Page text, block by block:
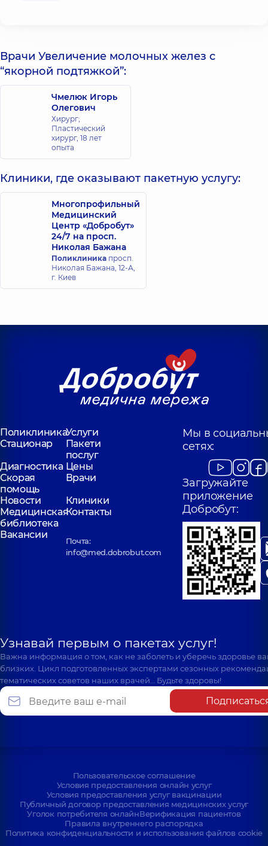
Врачи Увеличение молочных желез с
“якорной подтяжкой”:
Чмелюк Игорь
Олегович
Хирург;
Пластический
хирург, 18 лет
опыта
Клиники, где оказывают пакетную услугу:
Многопрофильный
Медицинский
Центр «Добробут»
24/7 на просп.
Николая Бажана
Поликлиника просп.
Николая Бажана, 12-А,
г. Киев
ПоликлиникаУслуги
Стационар
Пакети
послуг
Диагностика Цены
Скорая
помощь
Врачи
Новости
Клиники
Медицинская
библиотека
Контакты
Вакансии
Почта:
info@med.dobrobut.com
Мы в
сетях:
Загружайте
приложение
Добробут:
Узнавай первым о пакетах услуг!
Важна информация о том, как не заболеть и уберечь здоровье
близких. Цикл подготовленных экспертами сезонных
тематических советов наших врачей… Будьте здоровы!
Пользовательское соглашение
Условия предоставления онлайн услуг
Условия предоставления услуг вакцинации
Публичный договор предоставления медицинских услуг
Уголок потребителя онлайнВерификация пациентов
Правила внутреннего распорядка
Политика конфиденциальности и использования файлов cookie